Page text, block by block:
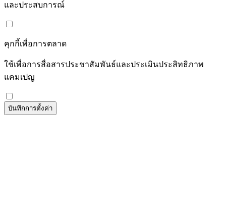
และประสบการณ์
คุกกี้เพื่อการตลาด
ใช้เพื่อการสื่อสารประชาสัมพันธ์และประเมินประสิทธิภาพ
แคมเปญ
บันทึกการตั้งค่า